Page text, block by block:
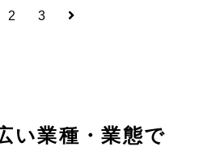
2 3
い業種・業態で